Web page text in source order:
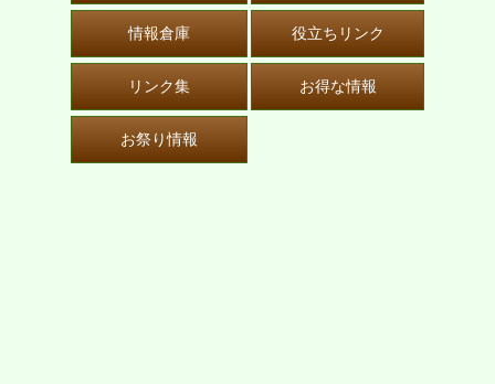
情報倉庫 役立ちリンク
リンク集 お得な情報
お祭り情報